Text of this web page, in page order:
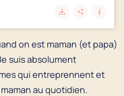
on est maman (et papa)
suis absolument
qui entreprennent et
au quotidien.